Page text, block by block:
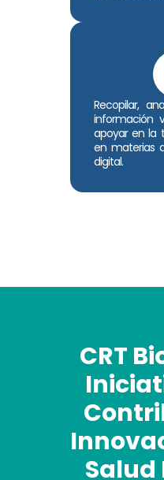
Recopilar,
información
apoyar en la
en materias
digital.
CRT
Salud